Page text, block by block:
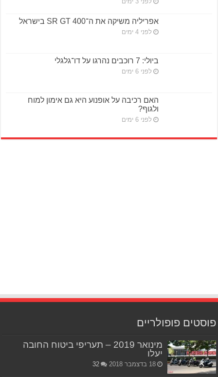
אפריליה משיקה את ה־SR GT 400 בישראל
לפני 4 ימים
ביולי: 7 רוכבים נהרגו על דו־גלגלי
לפני 6 ימים
האם רכיבה על אופנוע היא גם אימון למוח
ולגוף?
לפני 6 ימים
פוסטים פופולריים
מינואר 2019 – תעריפי ביטוח החובה
יעלו
18 בדצמבר 2018 32